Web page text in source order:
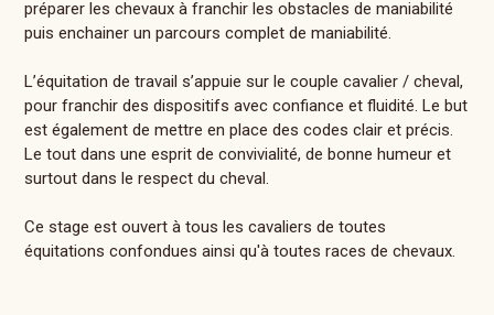
préparer les chevaux à franchir les obstacles de maniabilité
puis enchainer un parcours complet de maniabilité.
L’équitation de travail s’appuie sur le couple cavalier / cheval,
pour franchir des dispositifs avec confiance et fluidité. Le but
est également de mettre en place des codes clair et précis.
Le tout dans une esprit de convivialité, de bonne humeur et
surtout dans le respect du cheval.
Ce stage est ouvert à tous les cavaliers de toutes
équitations confondues ainsi qu'à toutes races de chevaux.